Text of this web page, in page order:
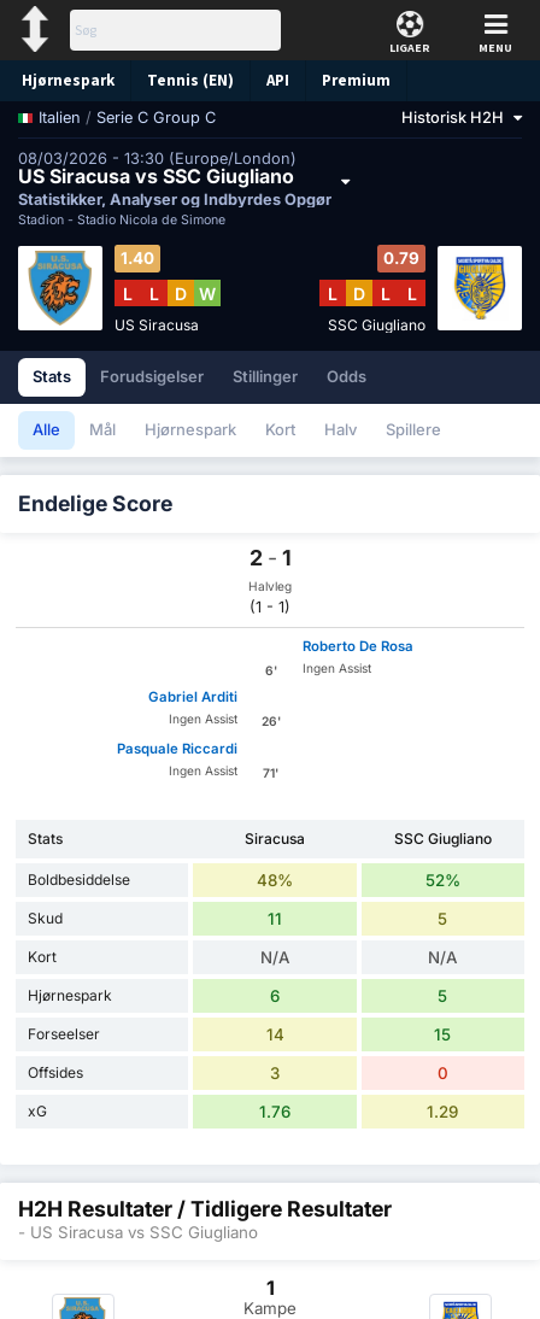
LIGAER MENU
Hjørnespark Tennis (EN) API Premium
Forudsigelse
Italien / Serie C Group C Historisk H2H
08/03/2026 - 13:30 (Europe/London)
US Siracusa vs SSC Giugliano
Statistikker, Analyser og Indbyrdes Opgør
Stadion - Stadio Nicola de Simone
1.40
L L D W
US Siracusa
0.79
L D L L
SSC Giugliano
Stats Forudsigelser Stillinger Odds
Alle Mål Hjørnespark Kort Halv Spillere
Endelige Score
2 - 1
Halvleg
(1 - 1)
6'
Roberto De Rosa
Ingen Assist
Gabriel Arditi
Ingen Assist 26'
Pasquale Riccardi
Ingen Assist 71'
Stats Siracusa SSC Giugliano
Boldbesiddelse 48% 52%
Skud 11 5
Kort N/A N/A
Hjørnespark 6 5
Forseelser 14 15
Offsides 3 0
xG 1.76 1.29
H2H Resultater / Tidligere Resultater
- US Siracusa vs SSC Giugliano
1
Kampe